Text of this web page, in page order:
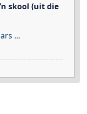
skool (uit die
...